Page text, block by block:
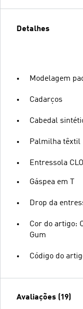
Detalhes
Modelagem
Cadarços
Cabedal
Palmilha têxtil
Entressola
Gáspea em T
Drop da
Cor do artigo:
Gum
Código do
Avaliações (19)